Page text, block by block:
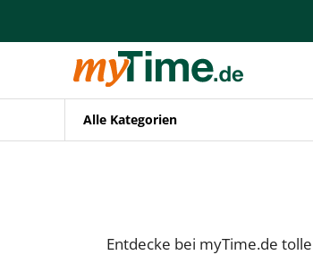
Alle Kategorien
Entdecke bei myTime.de